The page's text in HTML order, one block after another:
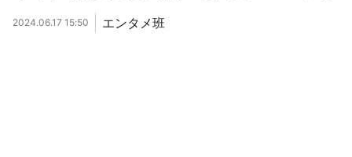
2024.06.17 15:50 エンタメ班